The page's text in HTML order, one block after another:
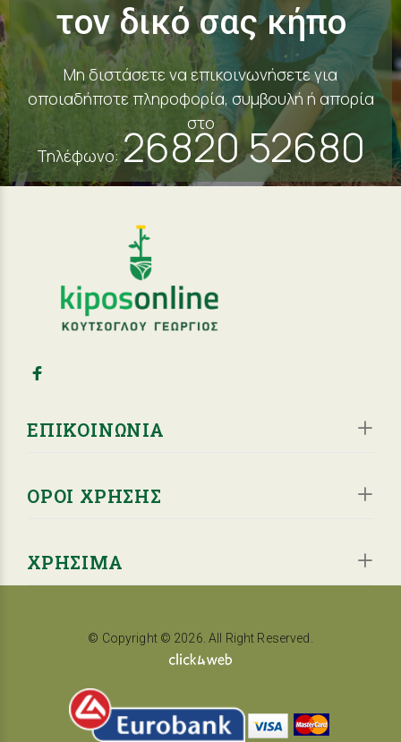
τον δικό σας κήπο
Μη διστάσετε να επικοινωνήσετε για
οποιαδήποτε πληροφορία, συμβουλή ή απορία
στο
Τηλέφωνο:26820 52680
ΕΠΙΚΟΙΝΩΝΙΑ
ΟΡΟΙ ΧΡΗΣΗΣ
ΧΡΗΣΙΜΑ
© Copyright © 2026. All Right Reserved.